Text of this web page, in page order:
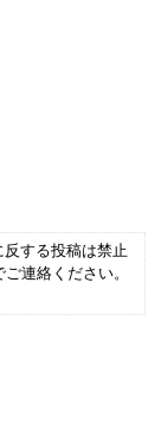
する投稿は禁止
連絡ください。